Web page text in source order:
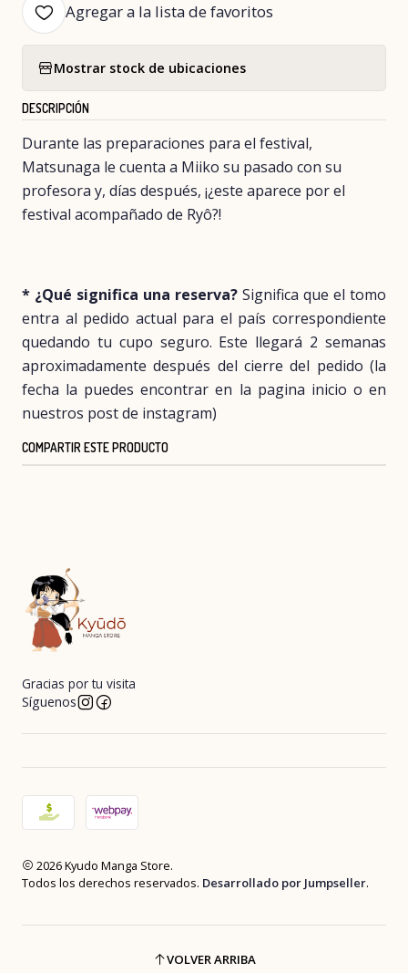
Agregar a la lista de favoritos
Mostrar stock de ubicaciones
DESCRIPCIÓN
Durante las preparaciones para el festival,
Matsunaga le cuenta a Miiko su pasado con su
profesora y, días después, ¡¿este aparece por el
festival acompañado de Ryô?!
* ¿Qué significa una reserva? Significa que el tomo
entra al pedido actual para el país correspondiente
quedando tu cupo seguro. Este llegará 2 semanas
aproximadamente después del cierre del pedido (la
fecha la puedes encontrar en la pagina inicio o en
nuestros post de instagram)
COMPARTIR ESTE PRODUCTO
Gracias por tu visita
Síguenos
2026 Kyudo Manga Store.
Todos los derechos reservados. Desarrollado por Jumpseller.
VOLVER ARRIBA